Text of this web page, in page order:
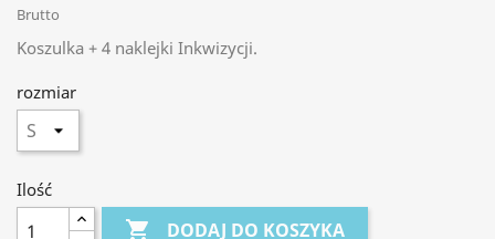
Brutto
Koszulka + 4 naklejki Inkwizycji.
rozmiar
Ilość
 DODAJ DO KOSZYKA